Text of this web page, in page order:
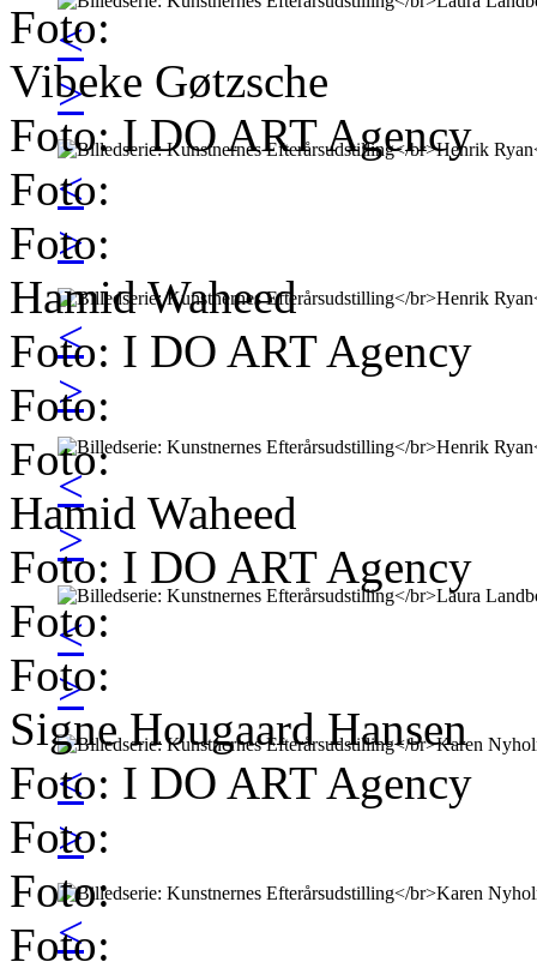
<
>
<
>
<
>
<
>
<
>
<
>
<
Foto:
Vibeke Gøtzsche
Foto: I DO ART Agency
Foto:
Foto:
Hamid Waheed
Foto: I DO ART Agency
Foto:
Foto:
Hamid Waheed
Foto: I DO ART Agency
Foto:
Foto:
Signe Hougaard Hansen
Foto: I DO ART Agency
Foto:
Foto:
Foto: